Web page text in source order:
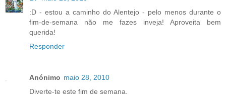
:D - estou a caminho do Alentejo - pelo menos durante o
fim-de-semana não me fazes inveja! Aproveita bem
querida!
Responder
Anónimo maio 28, 2010
Diverte-te este fim de semana.